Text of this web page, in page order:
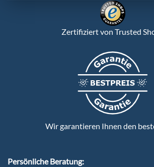
Zertifiziert von Trusted
Wir garantieren Ihnen den
Persönliche Beratung: